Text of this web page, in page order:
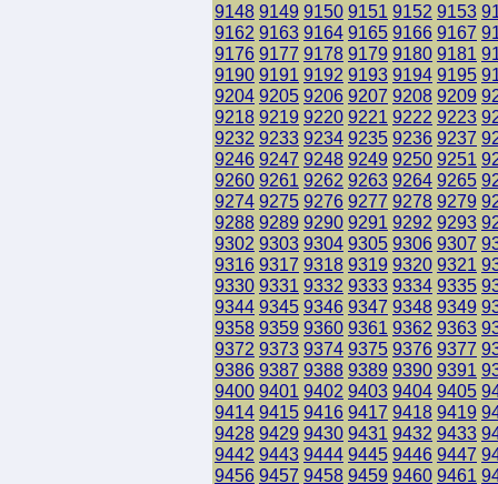
9148 9149 9150 9151 9152 9153
9162 9163 9164 9165 9166 9167
9176 9177 9178 9179 9180 9181
9190 9191 9192 9193 9194 9195
9204 9205 9206 9207 9208 9209
9218 9219 9220 9221 9222 9223
9232 9233 9234 9235 9236 9237
9246 9247 9248 9249 9250 9251
9260 9261 9262 9263 9264 9265
9274 9275 9276 9277 9278 9279
9288 9289 9290 9291 9292 9293
9302 9303 9304 9305 9306 9307
9316 9317 9318 9319 9320 9321
9330 9331 9332 9333 9334 9335
9344 9345 9346 9347 9348 9349
9358 9359 9360 9361 9362 9363
9372 9373 9374 9375 9376 9377
9386 9387 9388 9389 9390 9391
9400 9401 9402 9403 9404 9405
9414 9415 9416 9417 9418 9419
9428 9429 9430 9431 9432 9433
9442 9443 9444 9445 9446 9447
9456 9457 9458 9459 9460 9461